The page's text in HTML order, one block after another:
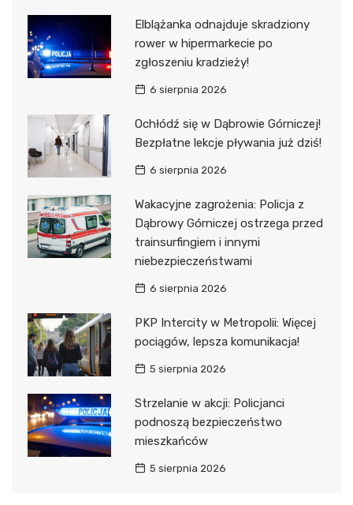
Elblążanka odnajduje skradziony
rower w hipermarkecie po
zgłoszeniu kradzieży!
6 sierpnia 2026
Ochłódź się w Dąbrowie Górniczej!
Bezpłatne lekcje pływania już dziś!
6 sierpnia 2026
Wakacyjne zagrożenia: Policja z
Dąbrowy Górniczej ostrzega przed
trainsurfingiem i innymi
niebezpieczeństwami
6 sierpnia 2026
PKP Intercity w Metropolii: Więcej
pociągów, lepsza komunikacja!
5 sierpnia 2026
Strzelanie w akcji: Policjanci
podnoszą bezpieczeństwo
mieszkańców
5 sierpnia 2026